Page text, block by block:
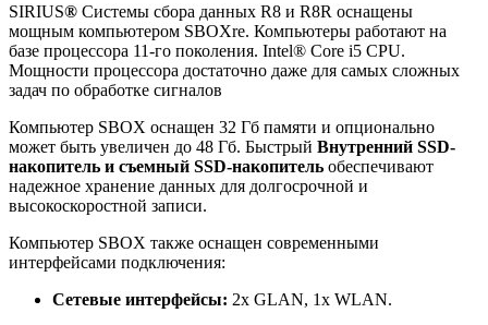
SIRIUS® Системы сбора данных R8 и R8R оснащены
мощным компьютером SBOXre. Компьютеры работают на
базе процессора 11-го поколения. Intel® Core i5 CPU.
Мощности процессора достаточно даже для самых сложных
задач по обработке сигналов
Компьютер SBOX оснащен 32 Гб памяти и опционально
может быть увеличен до 48 Гб. Быстрый Внутренний SSD-
накопитель и съемный SSD-накопитель обеспечивают
надежное хранение данных для долгосрочной и
высокоскоростной записи.
Компьютер SBOX также оснащен современными
интерфейсами подключения:
Сетевые интерфейсы: 2x GLAN, 1x WLAN.